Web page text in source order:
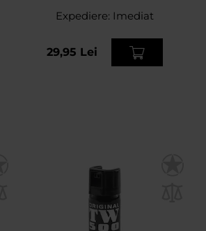
Expediere: Imediat
29,95 Lei